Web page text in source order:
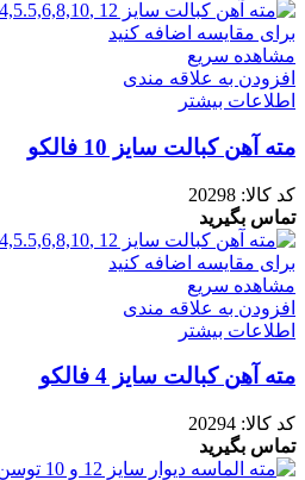
برای مقایسه اضافه کنید
مشاهده سریع
افزودن به علاقه مندی
اطلاعات بیشتر
مته آهن کبالت سایز 10 فالکو
کد کالا: 20298
تماس بگیرید
برای مقایسه اضافه کنید
مشاهده سریع
افزودن به علاقه مندی
اطلاعات بیشتر
مته آهن کبالت سایز 4 فالکو
کد کالا: 20294
تماس بگیرید